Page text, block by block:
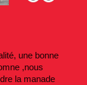
une bonne
,nous
la manade